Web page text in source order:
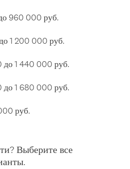
960 000 руб.
1 200 000 руб.
1 440 000 руб.
1 680 000 руб.
руб.
Выберите все